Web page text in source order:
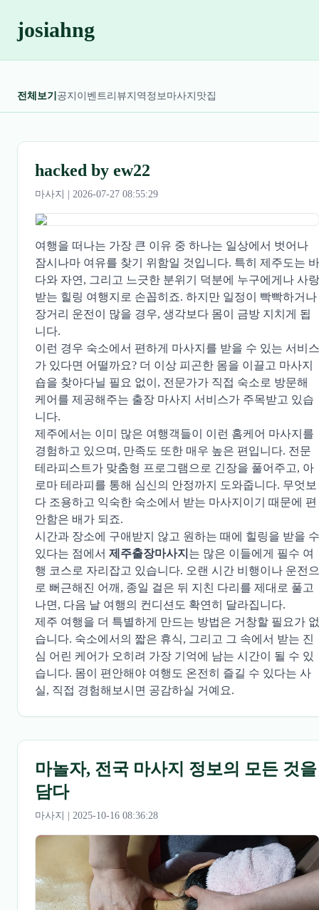
josiahng
전체보기 공지 이벤트리뷰지역정보마사지 맛집
hacked by ew22
마사지 | 2026-07-27 08:55:29
여행을 떠나는 가장 큰 이유 중 하나는 일상에서 벗어나
잠시나마 여유를 찾기 위함일 것입니다. 특히 제주도는 바
다와 자연, 그리고 느긋한 분위기 덕분에 누구에게나 사랑
받는 힐링 여행지로 손꼽히죠. 하지만 일정이 빡빡하거나
장거리 운전이 많을 경우, 생각보다 몸이 금방 지치게 됩
니다.
이런 경우 숙소에서 편하게 마사지를 받을 수 있는 서비스
가 있다면 어떨까요? 더 이상 피곤한 몸을 이끌고 마사지
숍을 찾아다닐 필요 없이, 전문가가 직접 숙소로 방문해
케어를 제공해주는 출장 마사지 서비스가 주목받고 있습
니다.
제주에서는 이미 많은 여행객들이 이런 홈케어 마사지를
경험하고 있으며, 만족도 또한 매우 높은 편입니다. 전문
테라피스트가 맞춤형 프로그램으로 긴장을 풀어주고, 아
로마 테라피를 통해 심신의 안정까지 도와줍니다. 무엇보
다 조용하고 익숙한 숙소에서 받는 마사지이기 때문에 편
안함은 배가 되죠.
시간과 장소에 구애받지 않고 원하는 때에 힐링을 받을 수
있다는 점에서 제주출장마사지 는 많은 이들에게 필수 여
행 코스로 자리잡고 있습니다. 오랜 시간 비행이나 운전으
로 뻐근해진 어깨, 종일 걸은 뒤 지친 다리를 제대로 풀고
나면, 다음 날 여행의 컨디션도 확연히 달라집니다.
제주 여행을 더 특별하게 만드는 방법은 거창할 필요가 없
습니다. 숙소에서의 짧은 휴식, 그리고 그 속에서 받는 진
심 어린 케어가 오히려 가장 기억에 남는 시간이 될 수 있
습니다. 몸이 편안해야 여행도 온전히 즐길 수 있다는 사
실, 직접 경험해보시면 공감하실 거예요.
마놀자, 전국 마사지 정보의 모든 것을
담다
마사지 | 2025-10-16 08:36:28